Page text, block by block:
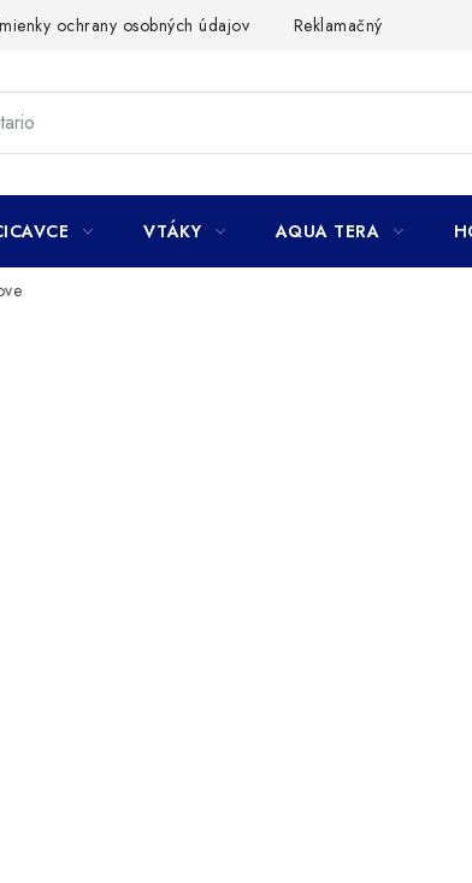
ochrany osobných údajov Reklamačný poriadok
VTÁKY AQUA TERA